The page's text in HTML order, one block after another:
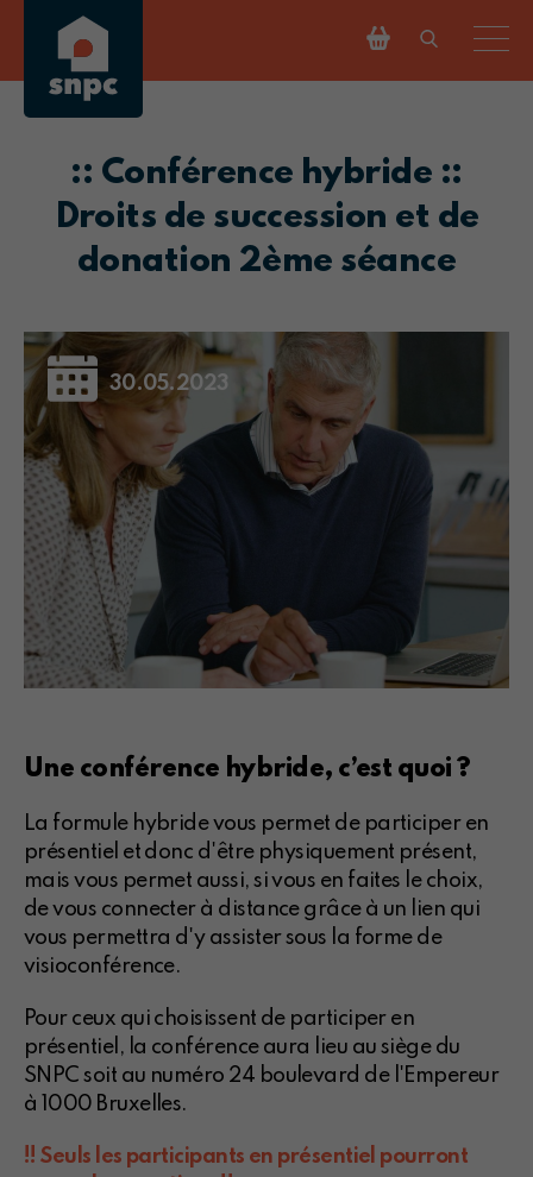
:: Conférence hybride ::
Droits de succession et de
donation 2ème séance
30.05.2023
Une conférence hybride, c’est quoi ?
La formule hybride vous permet de participer en
présentiel et donc d'être physiquement présent,
mais vous permet aussi, si vous en faites le choix,
de vous connecter à distance grâce à un lien qui
vous permettra d'y assister sous la forme de
visioconférence.
Pour ceux qui choisissent de participer en
présentiel, la conférence aura lieu au siège du
SNPC soit au numéro 24 boulevard de l'Empereur
à 1000 Bruxelles.
!! Seuls les participants en présentiel pourront